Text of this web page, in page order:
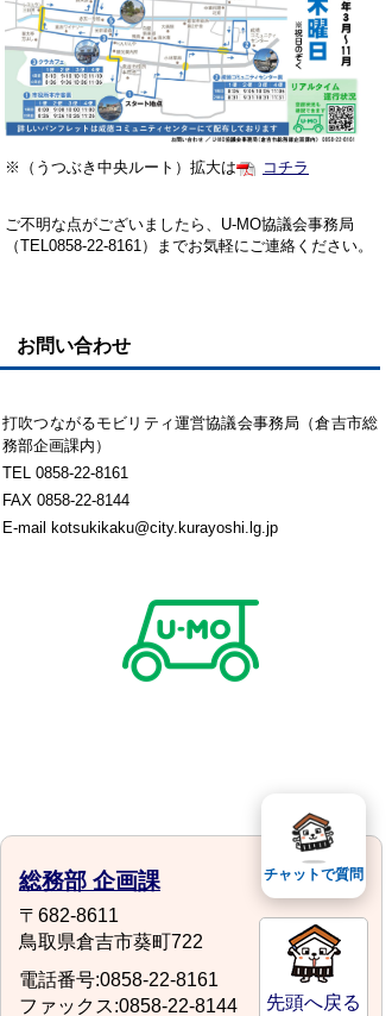
※（うつぶき中央ルート）拡大は コチラ
ご不明な点がございましたら、U-MO協議会事務局
（TEL0858-22-8161）までお気軽にご連絡ください。
お問い合わせ
打吹つながるモビリティ運営協議会事務局（倉吉市総
務部企画課内）
TEL 0858-22-8161
FAX 0858-22-8144
E-mail kotsukikaku@city.kurayoshi.lg.jp
総務部 企画課
〒682-8611
鳥取県倉吉市葵町722
電話番号:0858-22-8161
ファックス:0858-22-8144
先頭へ戻る
チャットで質問